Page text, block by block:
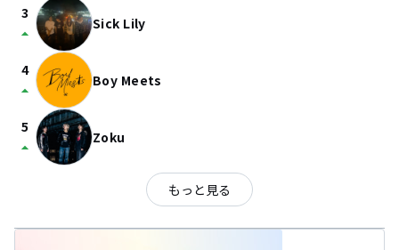
3
arrow_drop_up Sick Lily
4
arrow_drop_up Boy Meets
5
arrow_drop_up Zoku
もっと見る